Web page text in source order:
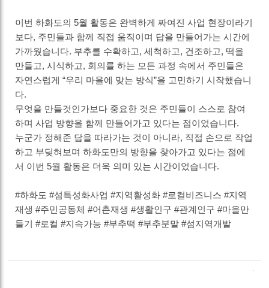
이번 하화도의 5월 활동은 완벽하게 짜여진 사업 현장이라기
보다, 주민들과 함께 직접 움직이며 답을 만들어가는 시간에
가까웠습니다. 부추를 수확하고,세척하고, 건조하고, 떡을
만들고,시식하고, 회의를 하는 모든 과정 속에서 주민들은
자연스럽게“우리 마을에 맞는 방식”을 고민하기 시작했습니
다.
무엇을 만들것인가보다 중요한 것은 주민들이 스스로 참여
하며 사업 방향을 함께 만들어가고 있다는 점이었습니다.
누군가 정해준 답을 따라가는 것이 아니라, 직접 손으로 작업
하고 부딪혀보며 하화도만의 방향을 찾아가고 있다는 점에
서 이번 5월 활동은 더욱 의미 있는 시간이었습니다.
#하화도#섬특성화사업#지역활성화#로컬비즈니스#지역
재생#주민공동체#어촌재생#생활인구#관계인구#마을만
들기#로컬#지속가능#부추떡#부추분말#섬지역개발